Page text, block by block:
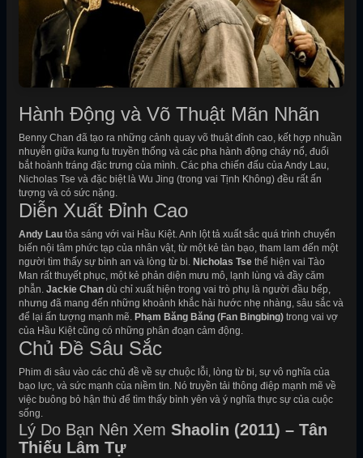
Hành Động và Võ Thuật Mãn Nhãn
Benny Chan đã tạo ra những cảnh quay võ thuật đỉnh cao, kết hợp nhuần
nhuyễn giữa kung fu truyền thống và các pha hành động cháy nổ, đuổi
bắt hoành tráng đặc trưng của mình. Các pha chiến đấu của Andy Lau,
Nicholas Tse và đặc biệt là Wu Jing (trong vai Tịnh Không) đều rất ấn
tượng và có sức nặng.
Diễn Xuất Đỉnh Cao
Andy Lau tỏa sáng với vai Hầu Kiệt. Anh lột tả xuất sắc quá trình chuyển
biến nội tâm phức tạp của nhân vật, từ một kẻ tàn bạo, tham lam đến một
người tìm thấy sự bình an và lòng từ bi. Nicholas Tse thể hiện vai Tào
Man rất thuyết phục, một kẻ phản diện mưu mô, lạnh lùng và đầy căm
phẫn. Jackie Chan dù chỉ xuất hiện trong vai trò phụ là người đầu bếp,
nhưng đã mang đến những khoảnh khắc hài hước nhẹ nhàng, sâu sắc và
để lại ấn tượng mạnh mẽ. Phạm Băng Băng (Fan Bingbing) trong vai vợ
của Hầu Kiệt cũng có những phân đoạn cảm động.
Chủ Đề Sâu Sắc
Phim đi sâu vào các chủ đề về sự chuộc lỗi, lòng từ bi, sự vô nghĩa của
bạo lực, và sức mạnh của niềm tin. Nó truyền tải thông điệp mạnh mẽ về
việc buông bỏ hận thù để tìm thấy bình yên và ý nghĩa thực sự của cuộc
sống.
Lý Do Bạn Nên Xem Shaolin (2011) – Tân
Thiếu Lâm Tự